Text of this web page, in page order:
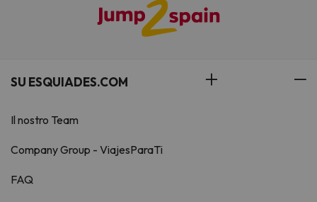
SU ESQUIADES.COM
Il nostro Team
Company Group - ViajesParaTi
FAQ